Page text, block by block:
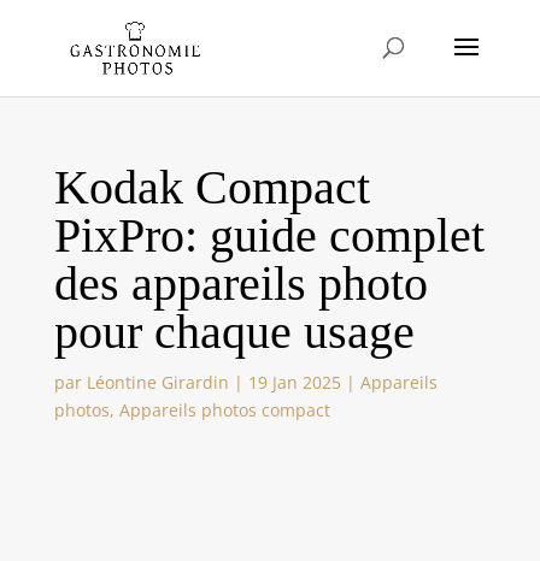
Kodak Compact
PixPro: guide complet
des appareils photo
pour chaque usage
par Léontine Girardin | 19 Jan 2025| Appareils
photos, Appareils photos compact